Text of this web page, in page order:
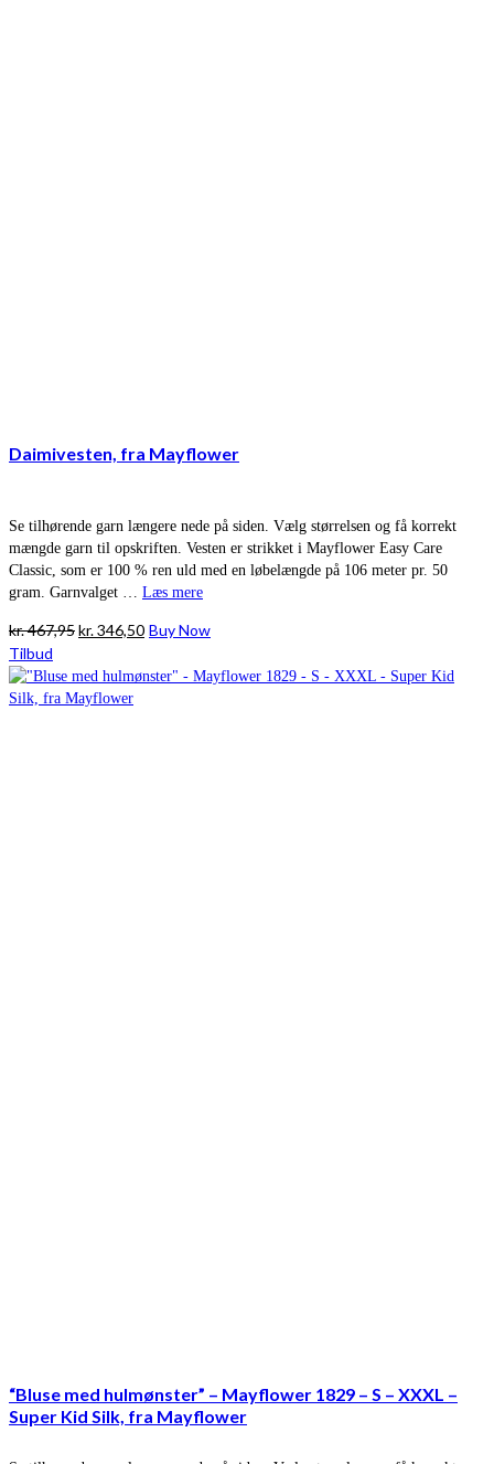
Daimivesten, fra Mayflower
Se tilhørende garn længere nede på siden. Vælg størrelsen og få korrekt
mængde garn til opskriften. Vesten er strikket i Mayflower Easy Care
Classic, som er 100 % ren uld med en løbelængde på 106 meter pr. 50
gram. Garnvalget … Læs mere
kr.467,95Den
pris
var:
kr.346,50Den
pris
Buy Now
Tilbud
“Bluse med hulmønster” – Mayflower 1829 – S – XXXL –
Super Kid Silk, fra Mayflower